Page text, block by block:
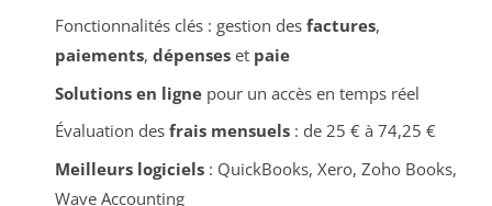
Fonctionnalités clés : gestion des factures,
paiements, dépenseset paie
Solutions en lignepour un accès en temps réel
Évaluation des frais mensuels: de 25 € à 74,25 €
Meilleurs logiciels: QuickBooks, Xero, Zoho Books,
Wave Accounting